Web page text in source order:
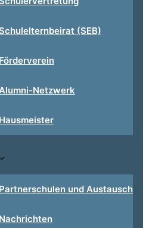
(SEB)
Förderverein
Alumni-Netzwerk
Hausmeister
Partnerschulen und Austausch
Nachrichten